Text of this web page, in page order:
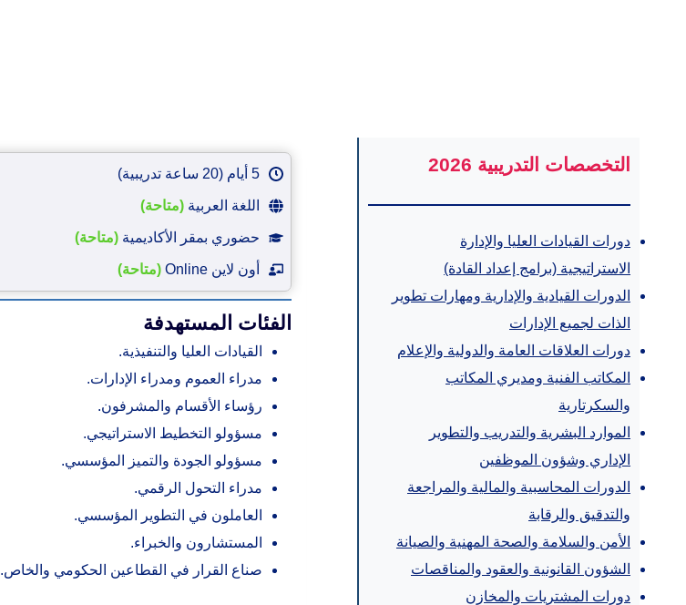
5 أيام (20 ساعة تدريبية)
اللغة العربية(متاحة)
حضوري بمقر الأكاديمية(متاحة)
أون لاين Online (متاحة)
الفئات المستهدفة
القيادات العليا والتنفيذية.
مدراء العموم ومدراء الإدارات.
رؤساء الأقسام والمشرفون.
مسؤولو التخطيط الاستراتيجي.
مسؤولو الجودة والتميز المؤسسي.
مدراء التحول الرقمي.
العاملون في التطوير المؤسسي.
المستشارون والخبراء.
صناع القرار في القطاعين الحكومي والخاص.
التخصصات التدريبية 2026
دورات القيادات العليا والإدارة
الاستراتيجية (برامج إعداد القادة)
الدورات القيادية والإدارية ومهارات تطوير
الذات لجميع الإدارات
دورات العلاقات العامة والدولية والإعلام
المكاتب الفنية ومديري المكاتب
والسكرتارية
الموارد البشرية والتدريب والتطوير
الإداري وشؤون الموظفين
الدورات المحاسبية والمالية والمراجعة
والتدقيق والرقابة
الأمن والسلامة والصحة المهنية والصيانة
الشؤون القانونية والعقود والمناقصات
دورات المشتريات والمخازن